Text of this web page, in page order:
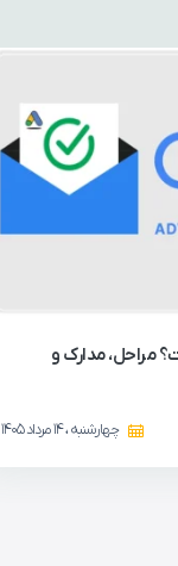
مراحل، مدارک و
چهارشنبه ، 14 مرداد 1405